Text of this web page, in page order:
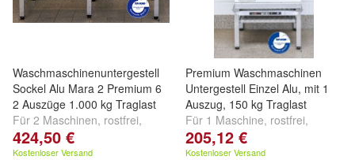
Waschmaschinenuntergestell
Sockel Alu Mara 2 Premium 6
2 Auszüge 1.000 kg Traglast
Für 2 Maschinen, rostfrei,
geschweisste rappelfreie
Ausführung
424,50 €
Kostenloser Versand
Premium Waschmaschinen
Untergestell Einzel Alu, mit 1
Auszug, 150 kg Traglast
Für 1 Maschine, rostfrei,
geschweisste Ausführung
205,12 €
Kostenloser Versand